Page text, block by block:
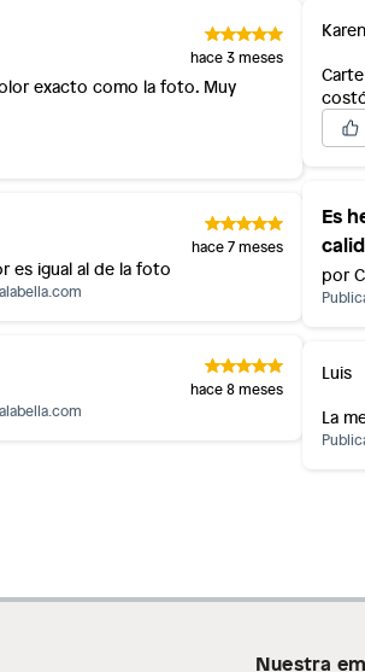
hace 3 meses
exacto como la foto. Muy
hace 7 meses
es igual al de la foto
hace 8 meses
Karen
Es
por
Luis
La
Nuestra